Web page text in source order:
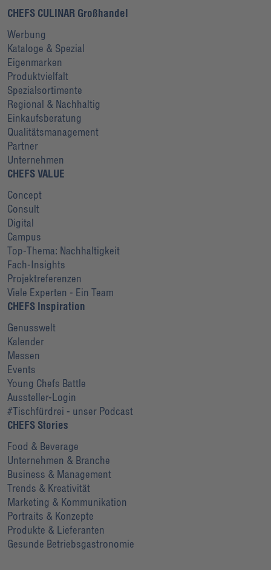
CHEFS CULINAR Großhandel
Werbung
Kataloge & Spezial
Eigenmarken
Produktvielfalt
Spezialsortimente
Regional & Nachhaltig
Einkaufsberatung
Qualitätsmanagement
Partner
Unternehmen
CHEFS VALUE
Concept
Consult
Digital
Campus
Top-Thema: Nachhaltigkeit
Fach-Insights
Projektreferenzen
Viele Experten - Ein Team
CHEFS Inspiration
Genusswelt
Kalender
Messen
Events
Young Chefs Battle
Aussteller-Login
#Tischfürdrei - unser Podcast
CHEFS Stories
Food & Beverage
Unternehmen & Branche
Business & Management
Trends & Kreativität
Marketing & Kommunikation
Portraits & Konzepte
Produkte & Lieferanten
Gesunde Betriebsgastronomie